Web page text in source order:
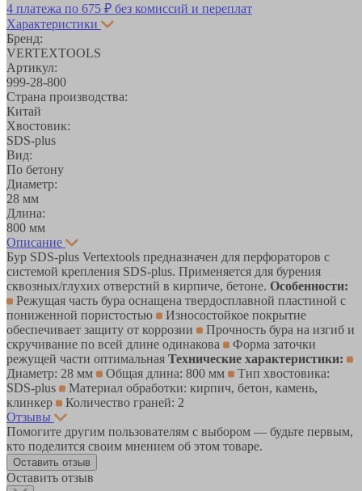
4 платежа по 675 ₽ без комиссий и переплат
Характеристики
Бренд:
VERTEXTOOLS
Артикул:
999-28-800
Страна производства:
Китай
Хвостовик:
SDS-plus
Вид:
По бетону
Диаметр:
28 мм
Длина:
800 мм
Описание
Бур SDS-plus Vertextools предназначен для перфораторов с
системой крепления SDS-plus. Применяется для бурения
сквозных/глухих отверстий в кирпиче, бетоне. Особенности:
Режущая часть бура оснащена твердосплавной пластиной с
пониженной пористостью
Износостойкое покрытие
обеспечивает защиту от коррозии
Прочность бура на изгиб и
скручивание по всей длине одинакова
Форма заточки
режущей части оптимальная Технические характеристики:
Диаметр: 28 мм
Общая длина: 800 мм
Тип хвостовика:
SDS-plus
Материал обработки: кирпич, бетон, камень,
клинкер
Количество граней: 2
Отзывы
Помогите другим пользователям с выбором — будьте первым,
кто поделится своим мнением об этом товаре.
Оставить отзыв
Оставить отзыв